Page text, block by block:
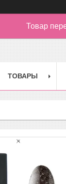
Товар
ТОВАРЫ